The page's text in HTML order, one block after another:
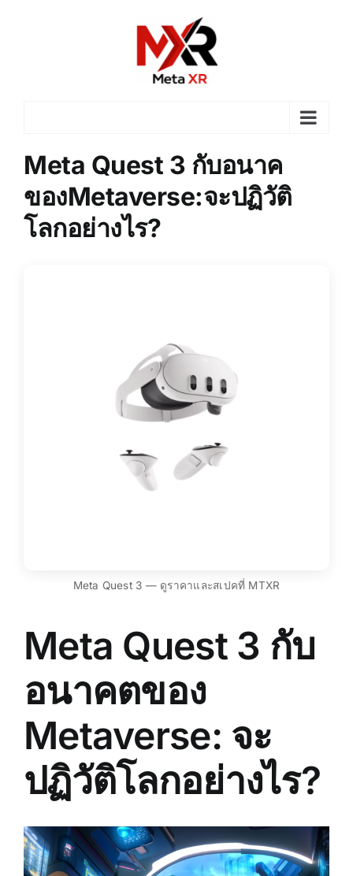
Meta Quest 3 กับอนาค
ของMetaverse:จะปฏิวัติ
โลกอย่างไร?
Meta Quest 3 — ดูราคาและสเปคที่ MTXR
Meta Quest 3 กับ
อนาคตของ
Metaverse: จะ
ปฏิวัติโลกอย่างไร?